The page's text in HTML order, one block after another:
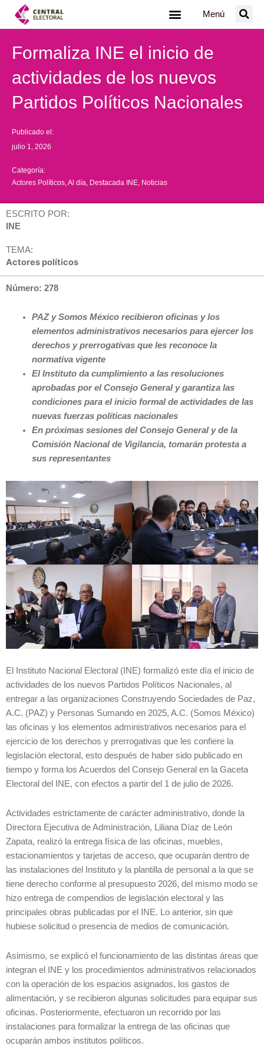
Menú
Formaliza INE el inicio de
actividades de los nuevos
Partidos Políticos Nacionales
Publicado el:
julio 1, 2026
Categoría:
Actores Políticos Al día Destacada INE Noticias
ESCRITO POR:
INE
TEMA:
Actores políticos
Número: 278
PAZ y Somos México recibieron oficinas y los
elementos administrativos necesarios para ejercer los
derechos y prerrogativas que les reconoce la
normativa vigente
El Instituto da cumplimiento a las resoluciones
aprobadas por el Consejo General y garantiza las
condiciones para el inicio formal de actividades de las
nuevas fuerzas políticas nacionales
En próximas sesiones del Consejo General y de la
Comisión Nacional de Vigilancia, tomarán protesta a
sus representantes
El Instituto Nacional Electoral (INE) formalizó este día el inicio de
actividades de los nuevos Partidos Políticos Nacionales, al
entregar a las organizaciones Construyendo Sociedades de Paz,
A.C. (PAZ) y Personas Sumando en 2025, A.C. (Somos México)
las oficinas y los elementos administrativos necesarios para el
ejercicio de los derechos y prerrogativas que les confiere la
legislación electoral, esto después de haber sido publicado en
tiempo y forma los Acuerdos del Consejo General en la Gaceta
Electoral del INE, con efectos a partir del 1 de julio de 2026.
Actividades estrictamente de carácter administrativo, donde la
Directora Ejecutiva de Administración, Liliana Díaz de León
Zapata, realizó la entrega física de las oficinas, muebles,
estacionamientos y tarjetas de acceso, que ocuparán dentro de
las instalaciones del Instituto y la plantilla de personal a la que se
tiene derecho conforme al presupuesto 2026, del mismo modo se
hizo entrega de compendios de legislación electoral y las
principales obras publicadas por el INE. Lo anterior, sin que
hubiese solicitud o presencia de medios de comunicación.
Asimismo, se explicó el funcionamiento de las distintas áreas que
integran el INE y los procedimientos administrativos relacionados
con la operación de los espacios asignados, los gastos de
alimentación, y se recibieron algunas solicitudes para equipar sus
oficinas. Posteriormente, efectuaron un recorrido por las
instalaciones para formalizar la entrega de las oficinas que
ocuparán ambos institutos políticos.